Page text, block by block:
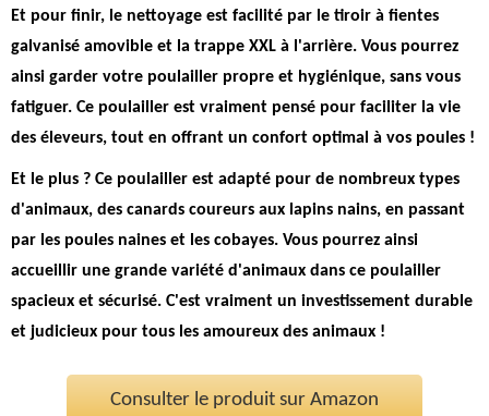
Et pour finir, le nettoyage est facilité par le tiroir à fientes
galvanisé amovible et la trappe XXL à l'arrière. Vous pourrez
ainsi garder votre poulailler propre et hygiénique, sans vous
fatiguer. Ce poulailler est vraiment pensé pour faciliter la vie
des éleveurs, tout en offrant un confort optimal à vos poules !
Et le plus ? Ce poulailler est adapté pour de nombreux types
d'animaux, des canards coureurs aux lapins nains, en passant
par les poules naines et les cobayes. Vous pourrez ainsi
accueillir une grande variété d'animaux dans ce poulailler
spacieux et sécurisé. C'est vraiment un investissement durable
et judicieux pour tous les amoureux des animaux !
Consulter le produit sur Amazon